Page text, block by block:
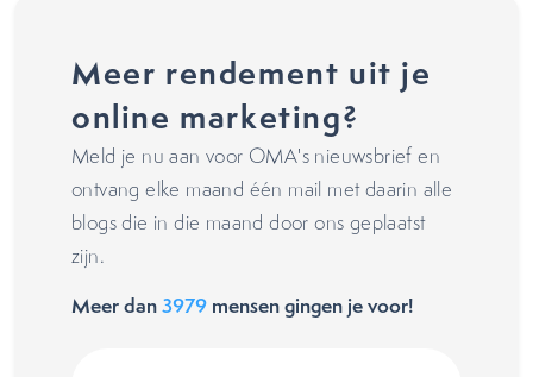
Meer rendement uit je
online marketing?
Meld je nu aan voor OMA's nieuwsbrief en
ontvang elke maand één mail met daarin alle
blogs die in die maand door ons geplaatst
zijn.
Meer dan3979 mensen gingen je voor!